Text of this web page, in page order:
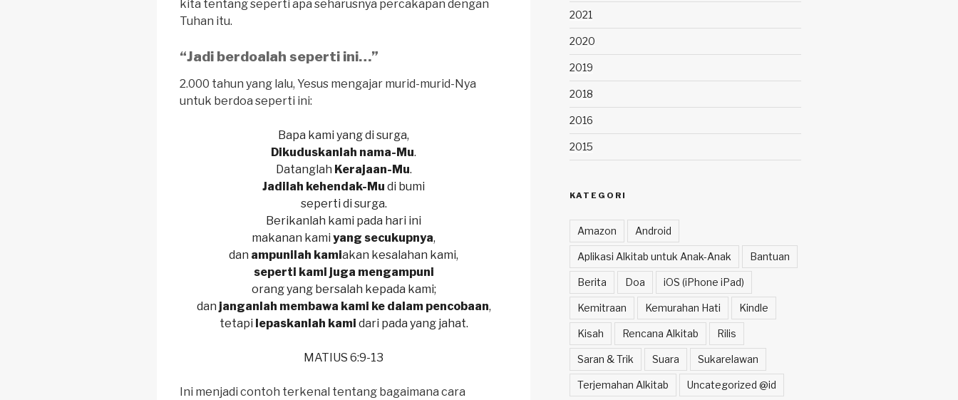
kita tentang seperti apa seharusnya percakapan dengan
Tuhan itu.
“Jadi berdoalah seperti ini…”
2.000 tahun yang lalu, Yesus mengajar murid-murid-Nya
untuk berdoa seperti ini:
Bapa kami yang di surga,
Dikuduskanlah nama-Mu.
Datanglah Kerajaan-Mu.
Jadilah kehendak-Mu di bumi
seperti di surga.
Berikanlah kami pada hari ini
makanan kamiyang secukupnya,
dan ampunilah kamiakan kesalahan kami,
seperti kami juga mengampuni
orang yang bersalah kepada kami;
dan janganlah membawa kami ke dalam pencobaan,
tetapi lepaskanlah kami dari pada yang jahat.
MATIUS 6:9-13
Ini menjadi contoh terkenal tentang bagaimana cara
2021
2020
2019
2018
2016
2015
KATEGORI
Amazon Android
Aplikasi Alkitab untuk Anak-Anak Bantuan
Berita Doa iOS (iPhone iPad)
Kemitraan Kemurahan Hati Kindle
Kisah Rencana Alkitab Rilis
Saran & Trik Suara Sukarelawan
Terjemahan Alkitab Uncategorized @id